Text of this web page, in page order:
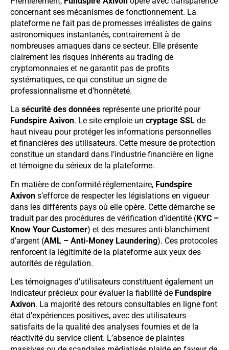
concernant ses mécanismes de fonctionnement. La
plateforme ne fait pas de promesses irréalistes de gains
astronomiques instantanés, contrairement à de
nombreuses arnaques dans ce secteur. Elle présente
clairement les risques inhérents au trading de
cryptomonnaies et ne garantit pas de profits
systématiques, ce qui constitue un signe de
professionnalisme et d’honnêteté.
La sécurité des données représente une priorité pour
Fundspire Axivon. Le site emploie un cryptage SSL de
haut niveau pour protéger les informations personnelles
et financières des utilisateurs. Cette mesure de protection
constitue un standard dans l’industrie financière en ligne
et témoigne du sérieux de la plateforme.
En matière de conformité réglementaire, Fundspire
Axivon s’efforce de respecter les législations en vigueur
dans les différents pays où elle opère. Cette démarche se
traduit par des procédures de vérification d’identité (KYC –
Know Your Customer) et des mesures anti-blanchiment
d’argent (AML – Anti-Money Laundering). Ces protocoles
renforcent la légitimité de la plateforme aux yeux des
autorités de régulation.
Les témoignages d’utilisateurs constituent également un
indicateur précieux pour évaluer la fiabilité de Fundspire
Axivon. La majorité des retours consultables en ligne font
état d’expériences positives, avec des utilisateurs
satisfaits de la qualité des analyses fournies et de la
réactivité du service client. L’absence de plaintes